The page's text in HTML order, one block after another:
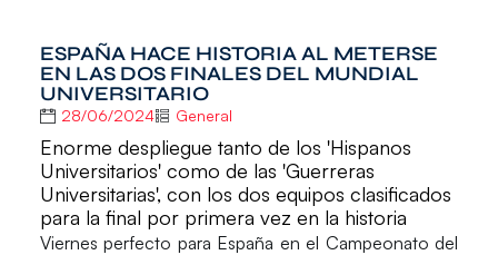
ESPAÑA HACE HISTORIA AL METERSE
EN LAS DOS FINALES DEL MUNDIAL
UNIVERSITARIO
28/06/2024 General
Enorme despliegue tanto de los 'Hispanos
Universitarios' como de las 'Guerreras
Universitarias', con los dos equipos clasificados
para la final por primera vez en la historia
Viernes perfecto para España en el Campeonato del